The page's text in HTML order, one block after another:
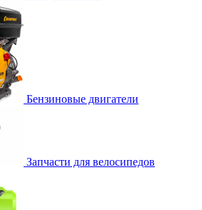
Бензиновые двигатели
Запчасти для велосипедов